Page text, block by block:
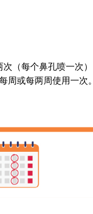
（每个鼻孔喷一次
周或每两周使用一